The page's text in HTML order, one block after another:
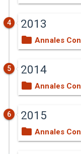
4 2013
Annales
5 2014
Annales
6 2015
Annales